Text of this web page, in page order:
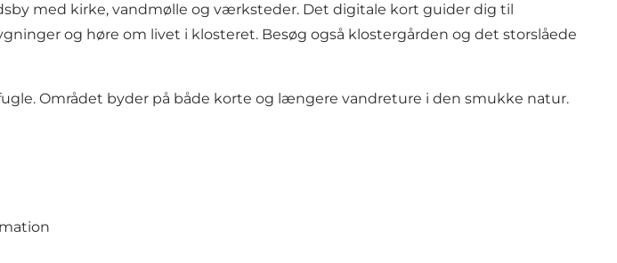
med kirke, vandmølle og værksteder. Det digitale kort guider dig til
og høre om livet i klosteret. Besøg også klostergården og det storslåede
Området byder på både korte og længere vandreture i den smukke natur.